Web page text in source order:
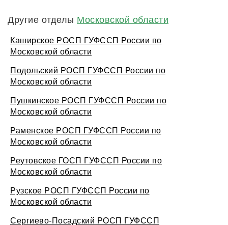
Другие отделы Московской области
Каширское РОСП ГУФССП России по
Московской области
Подольский РОСП ГУФССП России по
Московской области
Пушкинское РОСП ГУФССП России по
Московской области
Раменское РОСП ГУФССП России по
Московской области
Реутовское ГОСП ГУФССП России по
Московской области
Рузское РОСП ГУФССП России по
Московской области
Сергиево-Посадский РОСП ГУФССП